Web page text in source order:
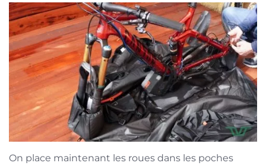
On place maintenant les roues dans les poches